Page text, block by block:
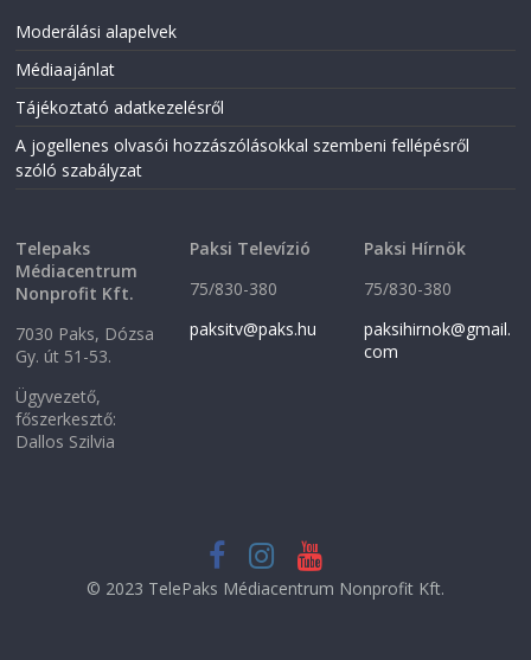
Moderálási alapelvek
Médiaajánlat
Tájékoztató adatkezelésről
A jogellenes olvasói hozzászólásokkal szembeni fellépésről
szóló szabályzat
Telepaks
Médiacentrum
Nonprofit Kft.
7030 Paks, Dózsa
Gy. út 51-53.
Ügyvezető,
főszerkesztő:
Dallos Szilvia
Paksi Televízió
75/830-380
paksitv@paks.hu
Paksi Hírnök
75/830-380
paksihirnok@gmail.
com
© 2023 TelePaks Médiacentrum Nonprofit Kft.